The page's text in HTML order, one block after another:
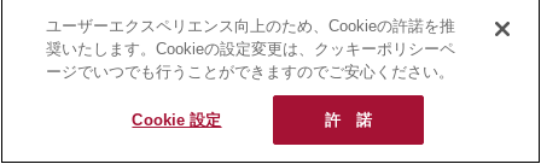
プライバシーポリシー
当サイトご利用にあたって
お問い合わせ
運営者情報
NAGASEグループサイト
長瀬産業コーポレートサイト
© 2020 PU Portal.
ユーザーエクスペリエンス向上のため、Cookieの許諾を推
奨いたします。Cookieの設定変更は、クッキーポリシーペ
ージでいつでも行うことができますのでご安心ください。
Cookie 設定 許 諾